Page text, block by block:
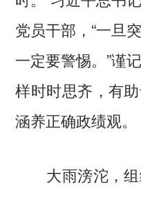
党员干部，“一旦
一定要警惕。”谨
样时时思齐，有
涵养正确政绩观。
大雨滂沱，组